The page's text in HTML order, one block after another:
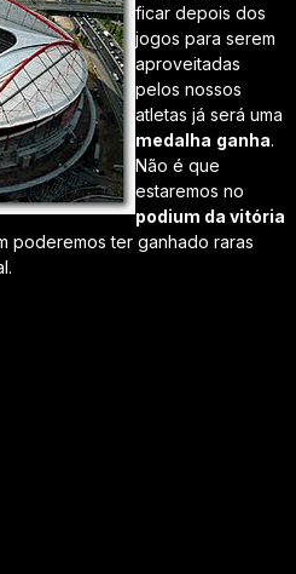
ficar depois dos
jogos para serem
aproveitadas
pelos nossos
atletas já será uma
medalha ganha.
Não é que
estaremos no
podium da vitória
poderemos ter ganhado raras